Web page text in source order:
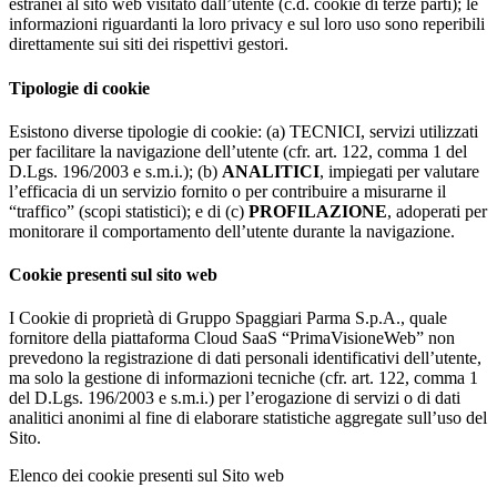
estranei al sito web visitato dall’utente (c.d. cookie di terze parti); le
informazioni riguardanti la loro privacy e sul loro uso sono reperibili
direttamente sui siti dei rispettivi gestori.
Tipologie di cookie
Esistono diverse tipologie di cookie: (a) TECNICI, servizi utilizzati
per facilitare la navigazione dell’utente (cfr. art. 122, comma 1 del
D.Lgs. 196/2003 e s.m.i.); (b) ANALITICI, impiegati per valutare
l’efficacia di un servizio fornito o per contribuire a misurarne il
“traffico” (scopi statistici); e di (c) PROFILAZIONE, adoperati per
monitorare il comportamento dell’utente durante la navigazione.
Cookie presenti sul sito web
I Cookie di proprietà di Gruppo Spaggiari Parma S.p.A., quale
fornitore della piattaforma Cloud SaaS “PrimaVisioneWeb” non
prevedono la registrazione di dati personali identificativi dell’utente,
ma solo la gestione di informazioni tecniche (cfr. art. 122, comma 1
del D.Lgs. 196/2003 e s.m.i.) per l’erogazione di servizi o di dati
analitici anonimi al fine di elaborare statistiche aggregate sull’uso del
Sito.
Elenco dei cookie presenti sul Sito web